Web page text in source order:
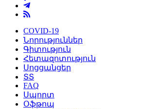
COVID-19
Նորություններ
Գիտություն
Հետազոտություն
Սոցցանցեր
ՏՏ
FAQ
Սպորտ
Օֆթոպ